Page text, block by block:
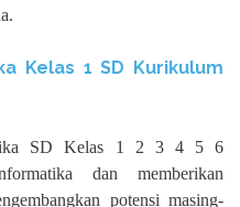
Kelas 1 SD Kurikulum
SD Kelas 1 2 3 4 5 6
dan memberikan
potensi masing-